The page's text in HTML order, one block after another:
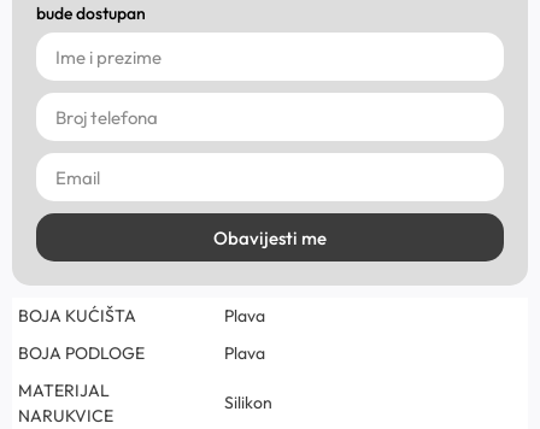
bude dostupan
Obavijesti me
BOJA KUĆIŠTA
Plava
BOJA PODLOGE
Plava
MATERIJAL
NARUKVICE
Silikon